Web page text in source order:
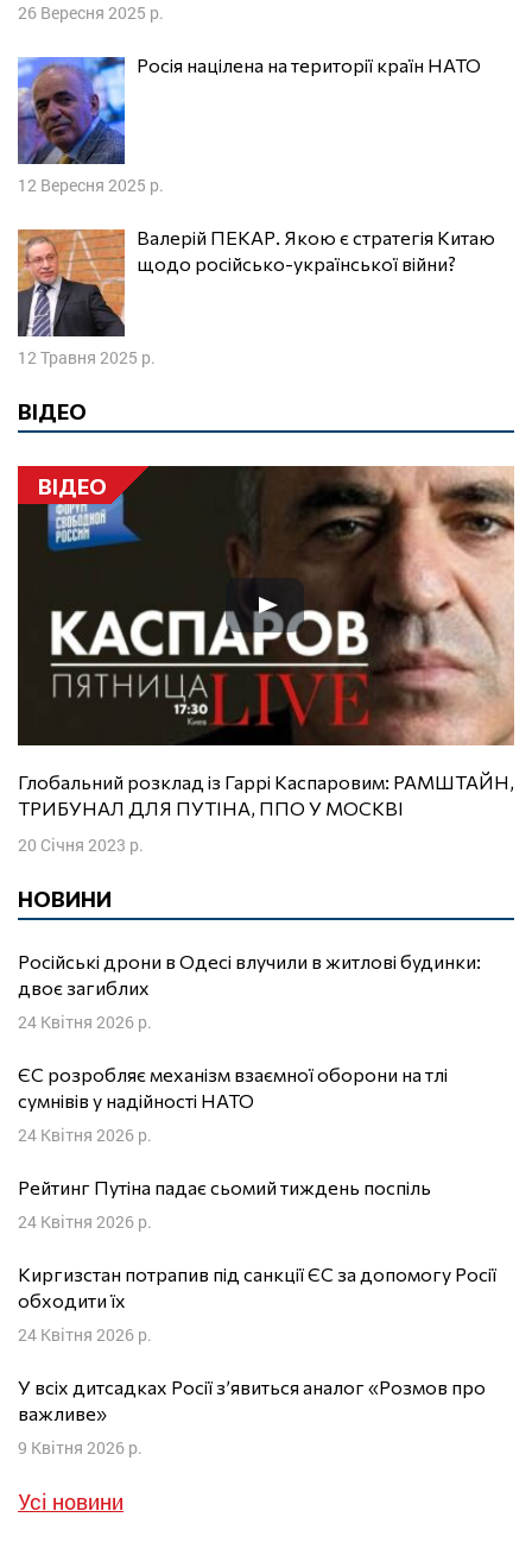
26 Вересня 2025 р.
Росія націлена на території країн НАТО
12 Вересня 2025 р.
Валерій ПЕКАР. Якою є стратегія Китаю
щодо російсько-української війни?
12 Травня 2025 р.
ВІДЕО
ВІДЕО
Глобальний розклад із Гаррі Каспаровим: РАМШТАЙН,
ТРИБУНАЛ ДЛЯ ПУТІНА, ППО У МОСКВІ
20 Січня 2023 р.
НОВИНИ
Російські дрони в Одесі влучили в житлові будинки:
двоє загиблих
24 Квітня 2026 р.
ЄС розробляє механізм взаємної оборони на тлі
сумнівів у надійності НАТО
24 Квітня 2026 р.
Рейтинг Путіна падає сьомий тиждень поспіль
24 Квітня 2026 р.
Киргизстан потрапив під санкції ЄС за допомогу Росії
обходити їх
24 Квітня 2026 р.
У всіх дитсадках Росії з’явиться аналог «Розмов про
важливе»
9 Квітня 2026 р.
Усі новини